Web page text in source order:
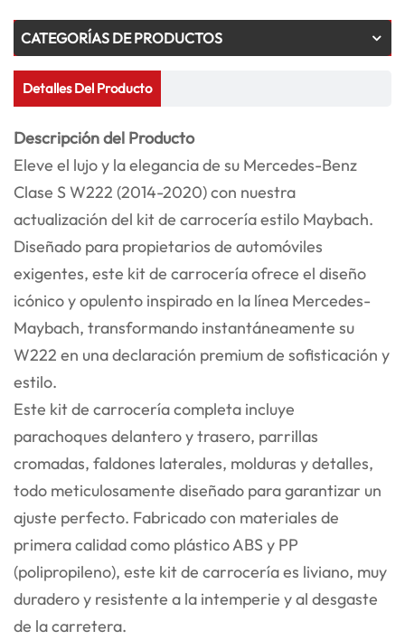
CATEGORÍAS DE PRODUCTOS
Detalles Del Producto
Descripción del Producto
Eleve el lujo y la elegancia de su Mercedes-Benz
Clase S W222 (2014-2020) con nuestra
actualización del kit de carrocería estilo Maybach.
Diseñado para propietarios de automóviles
exigentes, este kit de carrocería ofrece el diseño
icónico y opulento inspirado en la línea Mercedes-
Maybach, transformando instantáneamente su
W222 en una declaración premium de sofisticación y
estilo.
Este kit de carrocería completa incluye
parachoques delantero y trasero, parrillas
cromadas, faldones laterales, molduras y detalles,
todo meticulosamente diseñado para garantizar un
ajuste perfecto. Fabricado con materiales de
primera calidad como plástico ABS y PP
(polipropileno), este kit de carrocería es liviano, muy
duradero y resistente a la intemperie y al desgaste
de la carretera.